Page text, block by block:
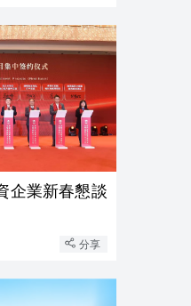
企業新春懇談
分享